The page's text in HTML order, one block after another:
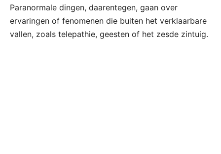
Paranormale dingen, daarentegen, gaan over
ervaringen of fenomenen die buiten het verklaarbare
vallen, zoals telepathie, geesten of het zesde zintuig.